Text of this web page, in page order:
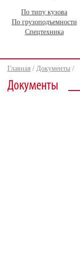
По типу кузова
По грузоподъемности
Спецтехника
Главная / Документы /
Документы